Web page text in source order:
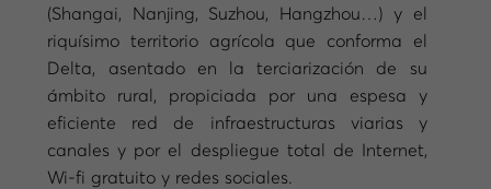
(Shangai, Nanjing, Suzhou, Hangzhou…) y el
riquísimo territorio agrícola que conforma el
Delta, asentado en la terciarización de su
ámbito rural, propiciada por una espesa y
eficiente red de infraestructuras viarias y
canales y por el despliegue total de Internet,
Wi-fi gratuito y redes sociales.